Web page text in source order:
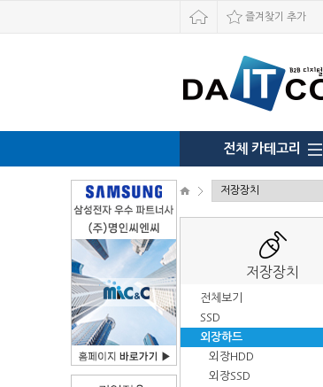
즐겨찾기 추가
전체 카테고리
저장장치
전체보기
SSD
외장하드
외장HDD
외장SSD